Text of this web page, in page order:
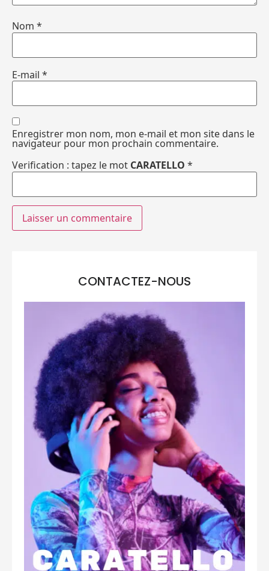
Nom *
E-mail *
Enregistrer mon nom, mon e-mail et mon site dans le
navigateur pour mon prochain commentaire.
Verification : tapez le mot CARATELLO *
CONTACTEZ-NOUS